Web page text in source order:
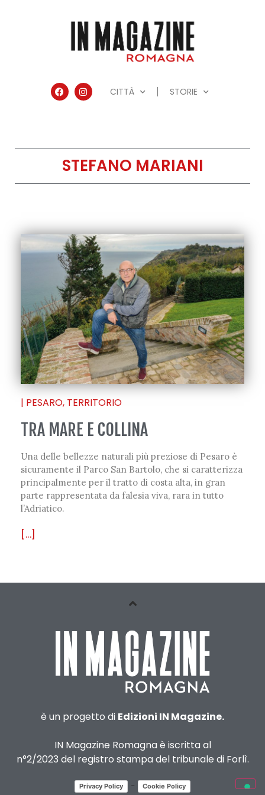
CITTÀ STORIE
STEFANO MARIANI
| PESARO, TERRITORIO
TRA MARE E COLLINA
Una delle bellezze naturali più preziose di Pesaro è
sicuramente il Parco San Bartolo, che si caratterizza
principalmente per il tratto di costa alta, in gran
parte rappresentata da falesia viva, rara in tutto
l’Adriatico.
[...]
è un progetto di Edizioni IN Magazine.
IN Magazine Romagna è iscritta al
n°2/2023 del registro stampa del tribunale di Forlì.
Privacy Policy - Cookie Policy